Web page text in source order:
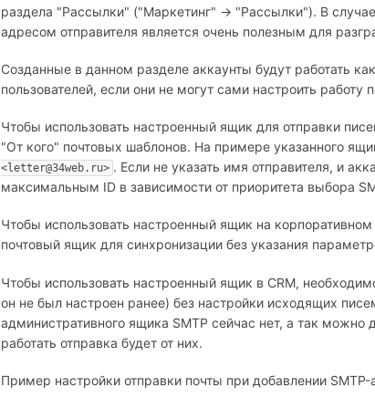
раздела "Рассылки" ("Маркетинг" → "Рассылки"). В
адресом отправителя является очень полезным для
Созданные в данном разделе аккаунты будут работать
пользователей, если они не могут сами настроить работу
Чтобы использовать настроенный ящик для отправки
"От кого" почтовых шаблонов. На примере указанного
<letter@34web.ru> . Если не указать имя отправителя, и
максимальным ID в зависимости от приоритета выбора
Чтобы использовать настроенный ящик на
почтовый ящик для синхронизации без указания
Чтобы использовать настроенный ящик в CRM,
он не был настроен ранее) без настройки исходящих
административного ящика SMTP сейчас нет, а так можно
работать отправка будет от них.
Пример настройки отправки почты при добавлении